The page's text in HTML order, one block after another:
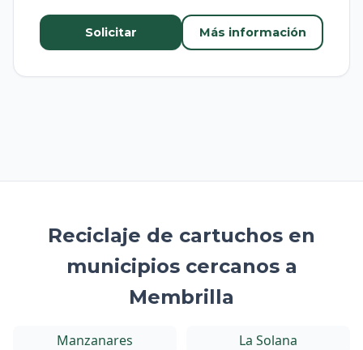
Solicitar Más información
Reciclaje de cartuchos en
municipios cercanos a
Membrilla
Manzanares La Solana